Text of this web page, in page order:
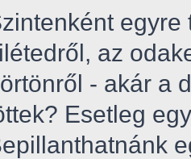
egyre
az
- akár a
Esetleg